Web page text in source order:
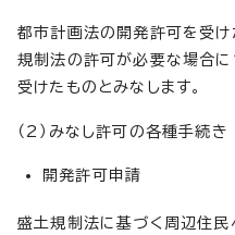
都市計画法の開発許可を受け
規制法の許可が必要な場合に
受けたものとみなします。
（2）みなし許可の各種手続き
開発許可申請
盛土規制法に基づく周辺住民